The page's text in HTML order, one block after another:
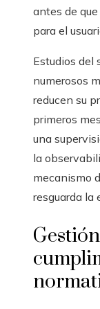
antes de
para el
Estudios del
numerosos
reducen su
primeros
una
la
mecanismo
resguarda la